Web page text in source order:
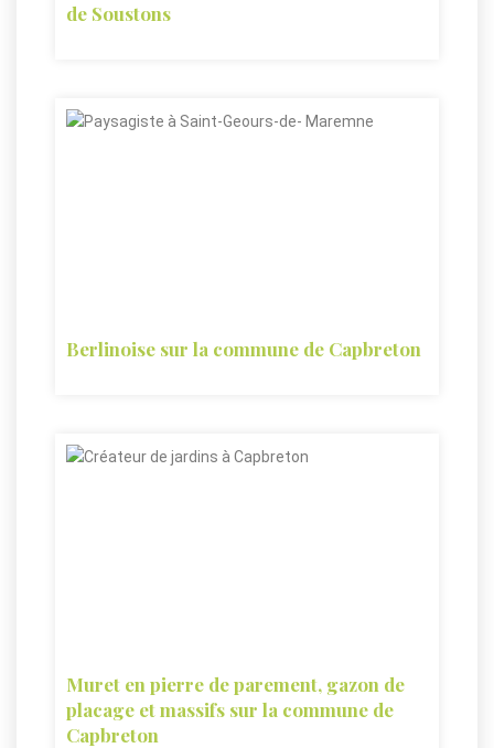
de Soustons
Berlinoise sur la commune de Capbreton
Muret en pierre de parement, gazon de
placage et massifs sur la commune de
Capbreton